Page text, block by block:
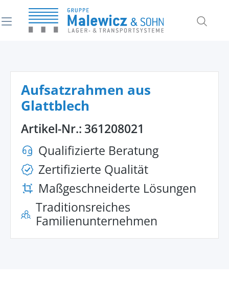
springen
Aufsatzrahmen aus
Glattblech
Artikel-Nr.: 361208021
Qualifizierte Beratung
Zertifizierte Qualität
Maßgeschneiderte Lösungen
Traditionsreiches
Familienunternehmen